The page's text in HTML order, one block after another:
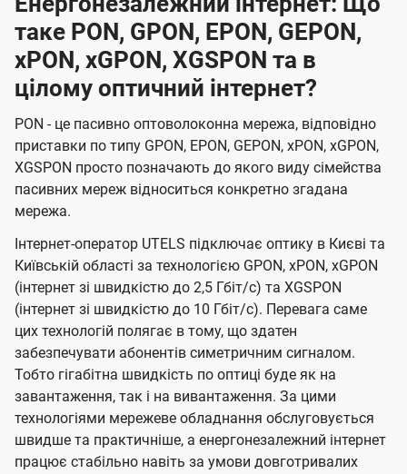
таке PON, GPON, EPON, GEPON,
xPON, xGPON, XGSPON та в
цілому оптичний інтернет?
PON - це пасивно оптоволоконна мережа, відповідно
приставки по типу GPON, EPON, GEPON, xPON, xGPON,
XGSPON просто позначають до якого виду сімейства
пасивних мереж відноситься конкретно згадана
мережа.
Інтернет-оператор UTELS підключає оптику в Києві та
Київській області за технологією GPON, xPON, xGPON
(інтернет зі швидкістю до 2,5 Гбіт/с) та XGSPON
(інтернет зі швидкістю до 10 Гбіт/с). Перевага саме
цих технологій полягає в тому, що здатен
забезпечувати абонентів симетричним сигналом.
Тобто гігабітна швидкість по оптиці буде як на
завантаження, так і на вивантаження. За цими
технологіями мережеве обладнання обслуговується
швидше та практичніше, а енергонезалежний інтернет
працює стабільно навіть за умови довготривалих